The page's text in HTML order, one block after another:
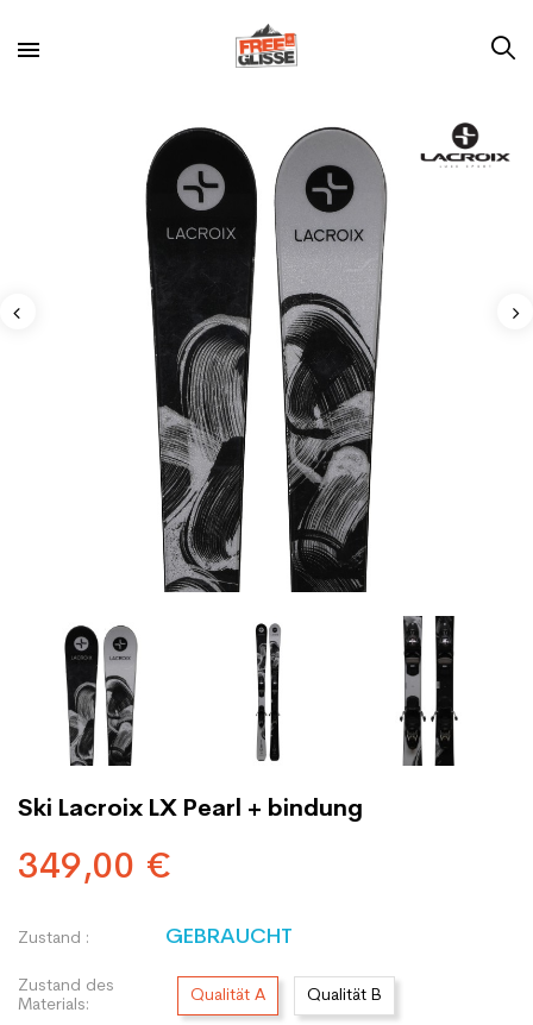
Ski Lacroix LX Pearl + bindung
349,00 €
Zustand : GEBRAUCHT
Zustand des
Materials:
Qualität A Qualität B